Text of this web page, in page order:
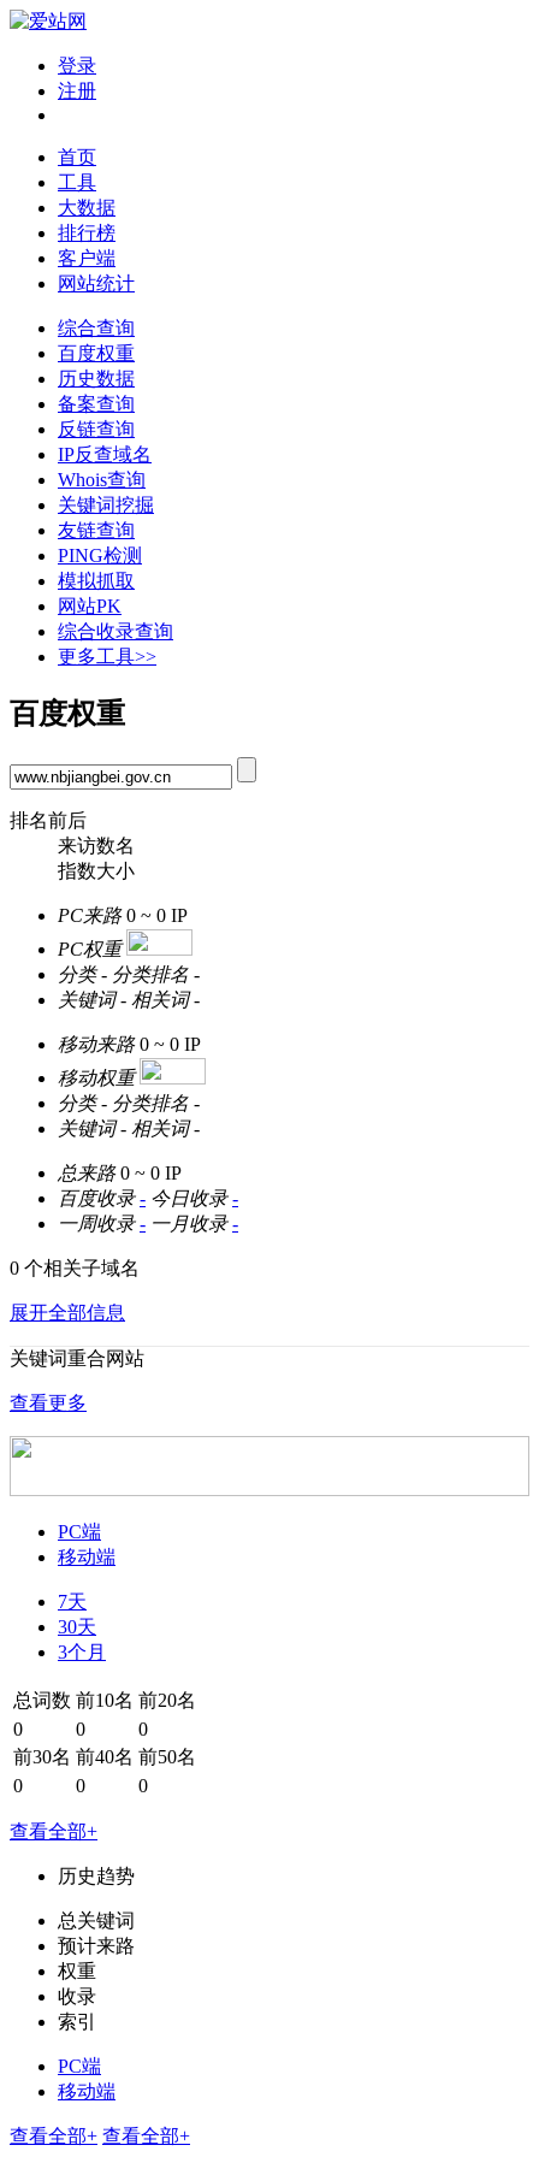
登录
注册
首页
工具
大数据
排行榜
客户端
网站统计
综合查询
百度权重
历史数据
备案查询
反链查询
IP反查域名
Whois查询
关键词挖掘
友链查询
PING检测
模拟抓取
网站PK
综合收录查询
更多工具>>
百度权重
排名前后
来访数名
指数大小
PC来路 0 ~ 0 IP
PC权重
分类 - 分类排名 -
关键词 - 相关词 -
移动来路 0 ~ 0 IP
移动权重
分类 - 分类排名 -
关键词 - 相关词 -
总来路 0 ~ 0 IP
百度收录 - 今日收录 -
一周收录 - 一月收录 -
0 个相关子域名
展开全部信息
关键词重合网站
查看更多
PC端
移动端
7天
30天
3个月
总词数 前10名 前20名
0
0
0
前30名 前40名 前50名
0
0 0
查看全部+
历史趋势
总关键词
预计来路
权重
收录
索引
PC端
移动端
查看全部+ 查看全部+